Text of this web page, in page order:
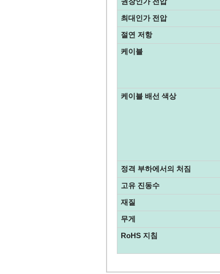
권장인가 전압
최대인가 전압
절연 저항
케이블
케이블 배선 색상
정격 부하에서의 처짐
고유 진동수
재질
무게
RoHS 지침